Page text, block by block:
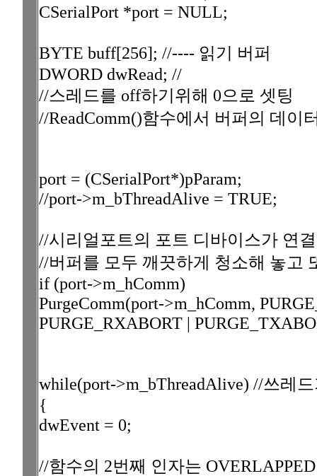
CSerialPort *port = NULL;
BYTE buff[256]; //---- 읽기 버퍼
DWORD dwRead; //
//스레드를 off하기위해 0으로 셋팅
//ReadComm()함수에서 버퍼의 데이
port = (CSerialPort*)pParam;
//port->m_bThreadAlive = TRUE;
//시리얼포트의 포트 디바이스가 연
//버퍼를 모두 깨끗하게 청소해 놓고
if (port->m_hComm)
PurgeComm(port->m_hComm,
PURGE_RXABORT |
while(port->m_bThreadAlive) //쓰레
{
dwEvent = 0;
//함수의 2번째 인자는